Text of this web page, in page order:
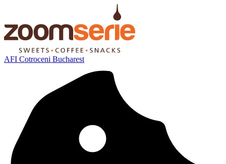
AFI Cotroceni Bucharest